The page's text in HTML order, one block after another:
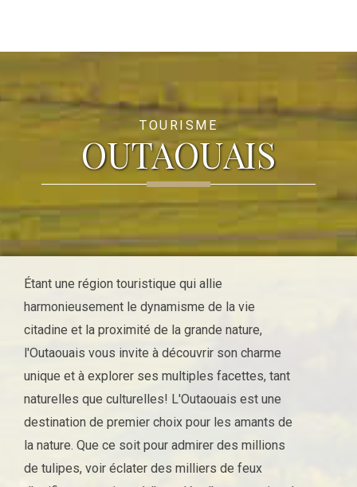
TOURISME
OUTAOUAIS
Étant une région touristique qui allie
harmonieusement le dynamisme de la vie
citadine et la proximité de la grande nature,
l'Outaouais vous invite à découvrir son charme
unique et à explorer ses multiples facettes, tant
naturelles que culturelles! L'Outaouais est une
destination de premier choix pour les amants de
la nature. Que ce soit pour admirer des millions
de tulipes, voir éclater des milliers de feux